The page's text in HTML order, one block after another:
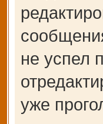
не успел
уже